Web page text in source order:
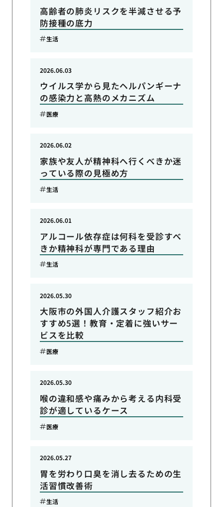
高齢者の肺炎リスクを半減させる予
防接種の底力
生活
ウイルス学から見たヘルパンギーナ
の感染力と高熱のメカニズム
2026.06.03
医療
家族や友人が精神科へ行くべきか迷
っている際の見極め方
2026.06.02
生活
アルコール依存症は何科を受診すべ
きか精神科が専門である理由
2026.06.01
生活
大阪市の外国人介護スタッフ紹介お
すすめ5選！教育・定着に強いサー
ビスを比較
2026.05.30
医療
喉の違和感や痛みから考える内科受
診が適しているケース
2026.05.30
医療
胃を労わり口臭を消し去るための生
活習慣改善術
2026.05.27
生活